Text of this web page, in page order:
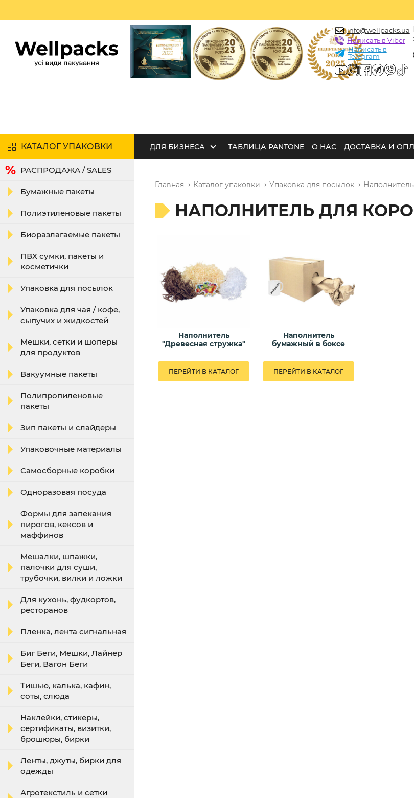
info@wellpacks.ua
Написать в Viber
Написать в
Telegram
КАТАЛОГ УПАКОВКИ ДЛЯ БИЗНЕСА ТАБЛИЦА PANTONE О НАС ДОСТАВКА И
РАСПРОДАЖА / SALES
Бумажные пакеты
Полиэтиленовые пакеты
Биоразлагаемые пакеты
ПВХ сумки, пакеты и
косметички
Упаковка для посылок
Упаковка для чая / кофе,
сыпучих и жидкостей
Мешки, сетки и шоперы
для продуктов
Вакуумные пакеты
Полипропиленовые
пакеты
Зип пакеты и слайдеры
Упаковочные материалы
Самосборные коробки
Одноразовая посуда
Формы для запекания
пирогов, кексов и
маффинов
Мешалки, шпажки,
палочки для суши,
трубочки, вилки и ложки
Для кухонь, фудкортов,
ресторанов
Пленка, лента сигнальная
Биг Беги, Мешки, Лайнер
Беги, Вагон Беги
Тишью, калька, кафин,
соты, слюда
Наклейки, стикеры,
сертификаты, визитки,
брошюры, бирки
Ленты, джуты, бирки для
одежды
Агротекстиль и сетки
Главная → Каталог упаковки → Упаковка для посылок →
НАПОЛНИТЕЛЬ ДЛЯ
Наполнитель
"Древесная стружка"
ПЕРЕЙТИ В КАТАЛОГ
Наполнитель
бумажный в боксе
ПЕРЕЙТИ В КАТАЛОГ